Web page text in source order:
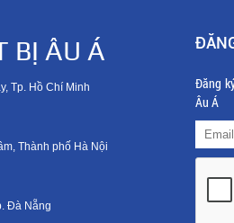
BỊ ÂU Á
Tp. Hồ Chí Minh
Thành phố Hà Nội
Đà Nẵng
Đăng
Âu Á